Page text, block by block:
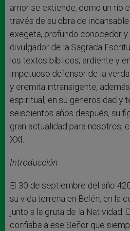
amor se extiende, como un río
través de su obra de
exegeta, profundo conocedor y
divulgador de la Sagrada
los textos bíblicos; ardiente y
impetuoso defensor de la
y eremita intransigente,
espiritual, en su generosidad y
seiscientos años después, su
gran actualidad para nosotros,
XXI.
Introducción
El 30 de septiembre del año
su vida terrena en Belén, en la
junto a la gruta de la Natividad.
confiaba a ese Señor que